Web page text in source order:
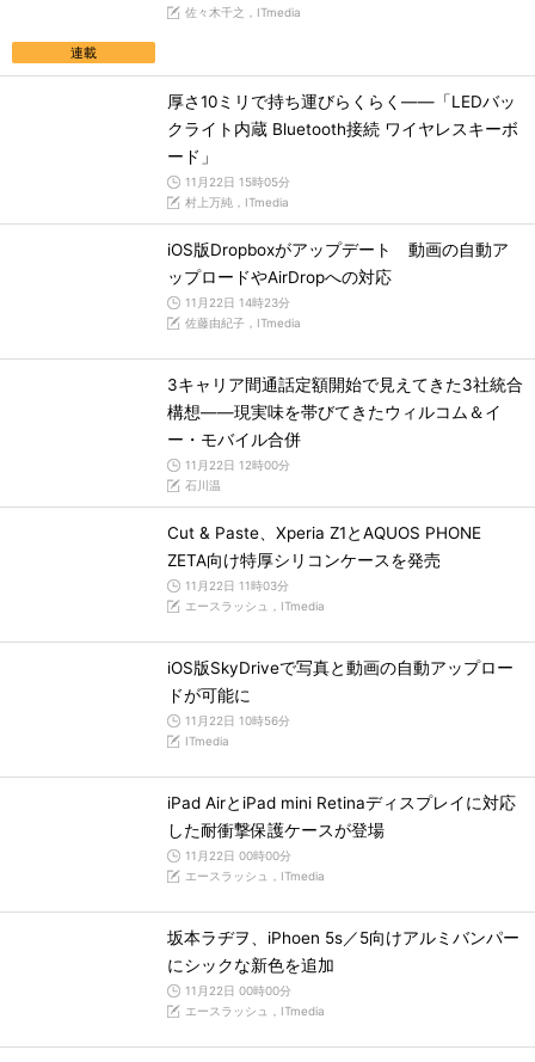
連載
佐々木千之，ITmedia
厚さ10ミリで持ち運びらくらく――「LEDバッ
クライト内蔵 Bluetooth接続 ワイヤレスキーボ
ード」
11月22日 15時05分
村上万純，ITmedia
iOS版Dropboxがアップデート 動画の自動ア
ップロードやAirDropへの対応
11月22日 14時23分
佐藤由紀子，ITmedia
3キャリア間通話定額開始で見えてきた3社統合
構想――現実味を帯びてきたウィルコム＆イ
ー・モバイル合併
11月22日 12時00分
石川温
Cut & Paste、Xperia Z1とAQUOS PHONE
ZETA向け特厚シリコンケースを発売
11月22日 11時03分
エースラッシュ，ITmedia
iOS版SkyDriveで写真と動画の自動アップロー
ドが可能に
11月22日 10時56分
ITmedia
iPad AirとiPad mini Retinaディスプレイに対応
した耐衝撃保護ケースが登場
11月22日 00時00分
エースラッシュ，ITmedia
坂本ラヂヲ、iPhoen 5s／5向けアルミバンパー
にシックな新色を追加
11月22日 00時00分
エースラッシュ，ITmedia